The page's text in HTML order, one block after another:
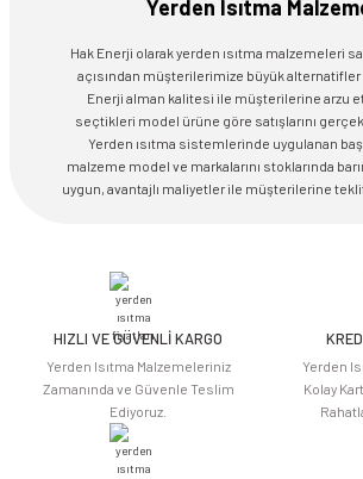
Yerden Isıtma
Hak Enerji olarak yerden ısıtma malzemeleri
açısından müşterilerimize büyük alternatifler
Enerji alman kalitesi ile müşterilerine arzu
seçtikleri model ürüne göre satışlarını
Yerden ısıtma sistemlerinde uygulanan
malzeme model ve markalarını stoklarında
uygun, avantajlı maliyetler ile müşterilerine
HIZLI VE GÜVENLİ KARGO
Yerden Isıtma Malzemeleriniz
Zamanında ve Güvenle Teslim
Ediyoruz.
Yerden
Kolay